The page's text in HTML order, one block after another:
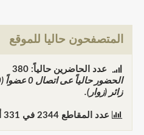
المتصفحون حاليا للموقع
عدد الحاضرين حالياً: 380
الحضور حالياً عى اتصال 0 عضواً (0 في الوضع الخفي) و
زائر (زوار).
عدد المقاطع2344 في 331